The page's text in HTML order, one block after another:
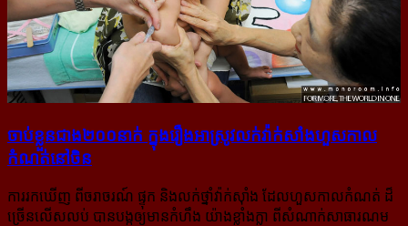
ចាប់​​ខ្លួន​ជាង​​២០០នាក់ ក្នុង​រឿង​​អាស្រូវ​​លក់​​វ៉ាក់​សាំង​​ហួស​​​កាល​​
កំណត់​​នៅ​​ចិន
ការរកឃើញ ពីចរាចរណ៍ ផ្ទុក និងលក់ថ្នាំវ៉ាក់ស៊ាំង ដែលហួសកាលកំណត់ ដ៏
ច្រើនលើសលប់ បានបង្ក​ឲ្យ​មាន​កំហឹង យ៉ាងខ្លាំងក្លា ពីសំណាក់សាធារណម